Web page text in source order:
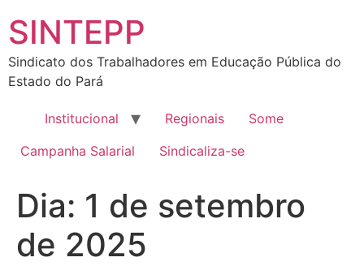
SINTEPP
Sindicato dos Trabalhadores em Educação Pública do
Estado do Pará
Institucional Regionais
Some
Campanha Salarial
Sindicaliza-se
Dia: 1 de setembro
de 2025